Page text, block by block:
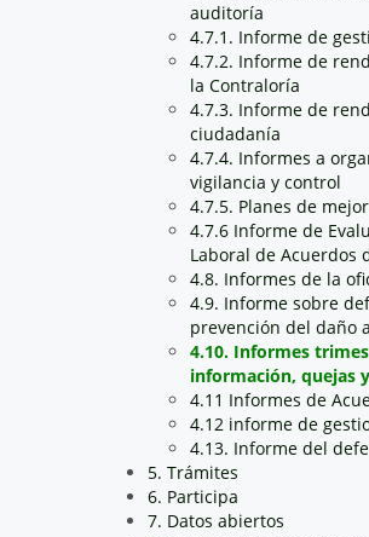
auditoría
4.7.1. Informe de
4.7.2. Informe de
la Contraloría
4.7.3. Informe de
ciudadanía
4.7.4. Informes a
vigilancia y control
4.7.5. Planes de
4.7.6 Informe de
Laboral de Acuerdos
4.8. Informes de la
4.9. Informe sobre
prevención del daño
4.10. Informes
información, quejas
4.11 Informes de
4.12 informe de
4.13. Informe del
5. Trámites
6. Participa
7. Datos abiertos